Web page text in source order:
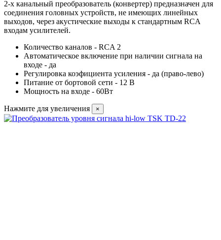
2-х канальный преобразователь (конвертер) предназначен для
соединения головных устройств, не имеющих линейных
выходов, через акустические выходы к стандартным RCA
входам усилителей.
Количество каналов - RCA 2
Автоматическое включение при наличии сигнала на
входе - да
Регулировка коэфициента усиления - да (право-лево)
Питание от бортовой сети - 12 В
Мощность на входе - 60Вт
Нажмите для увеличения ×